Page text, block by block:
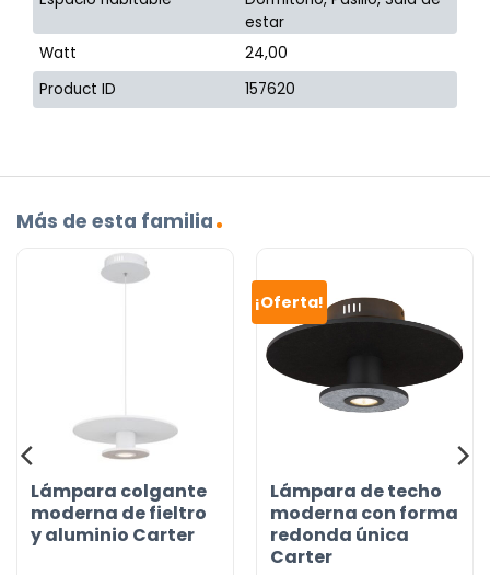
estar
Watt
24,00
Product ID
157620
Más de esta familia
Lámpara colgante
moderna de fieltro
y aluminio Carter
¡Oferta!
Lámpara de techo
moderna con forma
redonda única
Carter